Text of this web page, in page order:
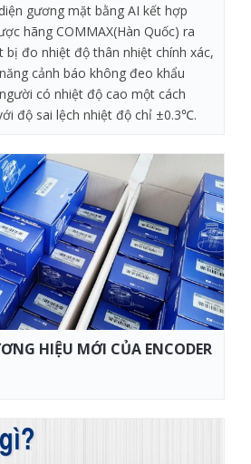
gương mặt bằng AI kết hợp
hãng COMMAX(Hàn Quốc) ra
bị đo nhiệt độ thân nhiệt chính xác,
cảnh báo không đeo khẩu
có nhiệt độ cao một cách
độ sai lệch nhiệt độ chỉ ±0.3℃.
HIỆU MỚI CỦA ENCODER